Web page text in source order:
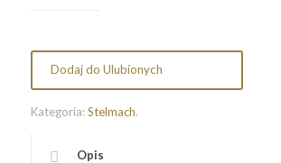
Dodaj do Ulubionych
Kategoria:Stelmach.
Opis